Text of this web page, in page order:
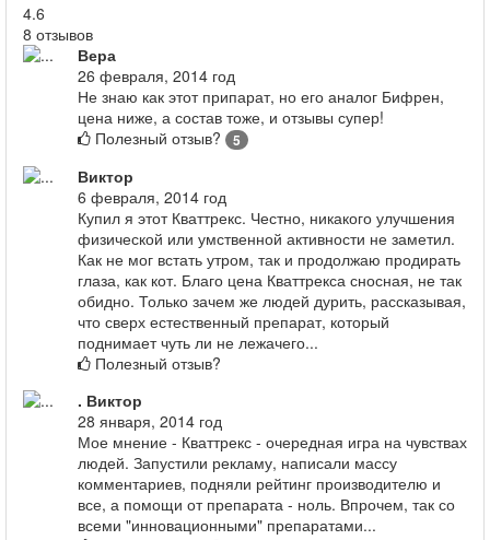
4.6
8 отзывов
Вера
26 февраля, 2014 год
Не знаю как этот припарат, но его аналог Бифрен,
цена ниже, а состав тоже, и отзывы супер!
Полезный отзыв?
5
Виктор
6 февраля, 2014 год
Купил я этот Кваттрекс. Честно, никакого улучшения
физической или умственной активности не заметил.
Как не мог встать утром, так и продолжаю продирать
глаза, как кот. Благо цена Кваттрекса сносная, не так
обидно. Только зачем же людей дурить, рассказывая,
что сверх естественный препарат, который
поднимает чуть ли не лежачего...
Полезный отзыв?
. Виктор
28 января, 2014 год
Мое мнение - Кваттрекс - очередная игра на чувствах
людей. Запустили рекламу, написали массу
комментариев, подняли рейтинг производителю и
все, а помощи от препарата - ноль. Впрочем, так со
всеми "инновационными" препаратами...